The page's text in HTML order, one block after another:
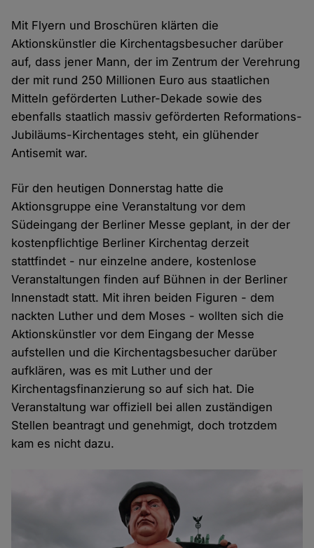
Mit Flyern und Broschüren klärten die
Aktionskünstler die Kirchentagsbesucher darüber
auf, dass jener Mann, der im Zentrum der Verehrung
der mit rund 250 Millionen Euro aus staatlichen
Mitteln geförderten Luther-Dekade sowie des
ebenfalls staatlich massiv geförderten Reformations-
Jubiläums-Kirchentages steht, ein glühender
Antisemit war.
Für den heutigen Donnerstag hatte die
Aktionsgruppe eine Veranstaltung vor dem
Südeingang der Berliner Messe geplant, in der der
kostenpflichtige Berliner Kirchentag derzeit
stattfindet - nur einzelne andere, kostenlose
Veranstaltungen finden auf Bühnen in der Berliner
Innenstadt statt. Mit ihren beiden Figuren - dem
nackten Luther und dem Moses - wollten sich die
Aktionskünstler vor dem Eingang der Messe
aufstellen und die Kirchentagsbesucher darüber
aufklären, was es mit Luther und der
Kirchentagsfinanzierung so auf sich hat. Die
Veranstaltung war offiziell bei allen zuständigen
Stellen beantragt und genehmigt, doch trotzdem
kam es nicht dazu.